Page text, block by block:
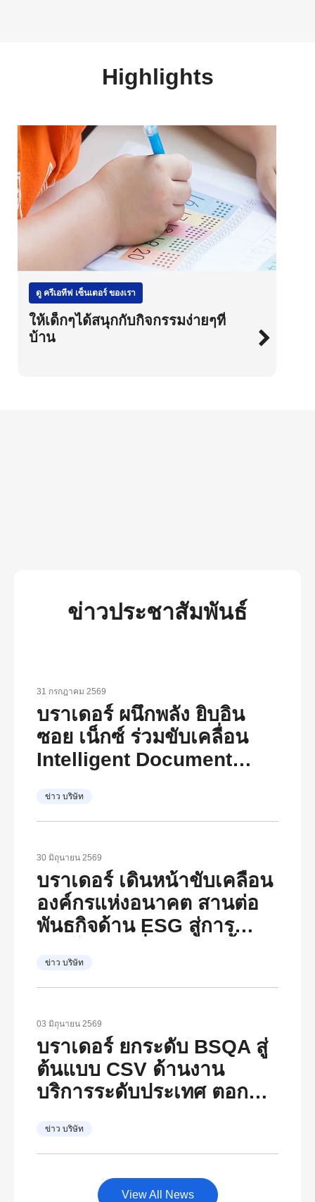
Highlights
ดู ครีเอทีฟ เซ็นเตอร์ ของเรา
ให้เด็กๆได้สนุกกับกิจกรรมง่ายๆที่
บ้าน
ข่าวประชาสัมพันธ์
31 กรกฎาคม 2569
บราเดอร์ ผนึกพลัง ยิบอิน
ซอย เน็กซ์ ร่วมขับเคลื่อน
Intelligent Document
ข่าว บริษัท
30 มิถุนายน 2569
บราเดอร์ เดินหน้าขับเคลื่อน
องค์กรแห่งอนาคต สานต่อ
พันธกิจด้าน ESG สู่การ
วิสัยทัศน์ภายใต้ The
Brother Group Global
Charter และแนวคิด “At
Your Side, Every Side of
Life”
ข่าว บริษัท
03 มิถุนายน 2569
บราเดอร์ ยกระดับ BSQA สู่
ต้นแบบ CSV ด้านงาน
บริการระดับประเทศ ตอกย้ำ
of Life” พร้อมเป็นศูนย์กลาง
พัฒนาองค์ความรู้ด้าน
บริการหลังการขายของไทย
ข่าว บริษัท
View All News